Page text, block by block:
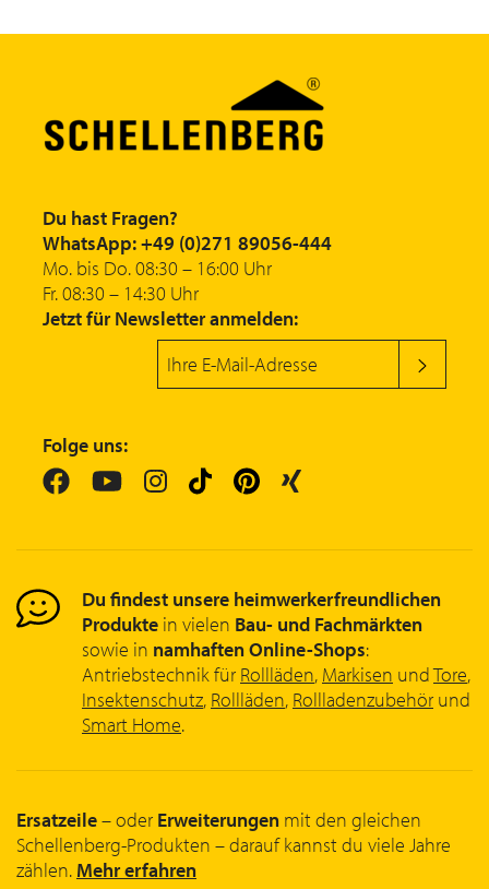
Du hast Fragen?
WhatsApp: +49 (0)271 89056-444
Mo. bis Do. 08:30 – 16:00 Uhr
Fr. 08:30 – 14:30 Uhr
Jetzt für Newsletter anmelden:
Folge uns:
Du findest unsere heimwerkerfreundlichen
Produkte in vielen Bau- und Fachmärkten
sowie in namhaften Online-Shops:
Antriebstechnik für Rollläden, Markisen undTore,
Insektenschutz, Rollläden, Rollladenzubehör und
Smart Home.
Ersatzeile– oder Erweiterungen mit den gleichen
Schellenberg-Produkten – darauf kannst du viele Jahre
zählen. Mehr erfahren